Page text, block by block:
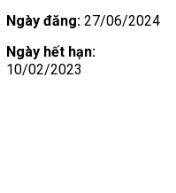
Ngày đăng:27/06/2024
Ngày hết hạn:
10/02/2023